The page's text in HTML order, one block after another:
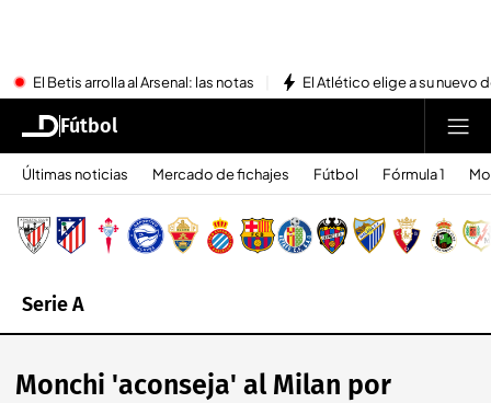
El Betis arrolla al Arsenal: las notas El Atlético elige a su nuevo
Fútbol
Últimas noticias Mercado de fichajes Fútbol Fórmula 1
Serie A
Monchi 'aconseja' al Milan por